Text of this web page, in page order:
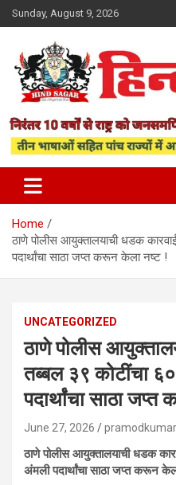
Skip
to
Sunday, August 9, 2026
Hind Sagar
Home
ठाणे पोलीस आयुक्तालयाची धडक
पदार्थांचा साठा जप्त करून केला नष्ट !
UNCATEGORIZED
ठाणे पोलीस
तब्बल ३९ कोटींचा
पदार्थांचा साठा
June 27, 2026 pramodkumar
ठाणे पोलीस आयुक्तालयाची धडक
अंमली पदार्थांचा साठा जप्त करून